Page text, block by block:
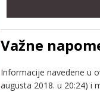
Važne
Informacije navedene u
augusta 2018. u 20:24) i